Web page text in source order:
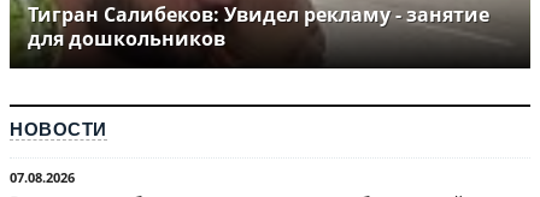
Тигран Салибеков: Увидел рекламу - занятие
для дошкольников
НОВОСТИ
07.08.2026